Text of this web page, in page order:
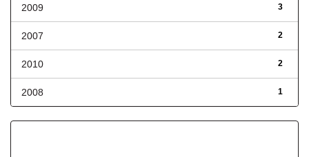
3
2009
2
2007
2
2010
1
2008